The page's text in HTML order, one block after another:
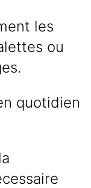
les
ou
quotidien